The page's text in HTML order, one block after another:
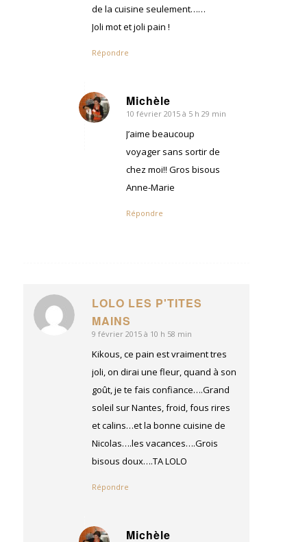
de la cuisine seulement……
Joli mot et joli pain !
Répondre
Michèle
dit
10 février 2015 à 5 h 29 min
J’aime beaucoup
voyager sans sortir de
chez moi!! Gros bisous
Anne-Marie
Répondre
LOLO LES P'TITES
MAINS
dit
9 février 2015 à 10 h 58 min
Kikous, ce pain est vraiment tres
joli, on dirai une fleur, quand à son
goût, je te fais confiance….Grand
soleil sur Nantes, froid, fous rires
et calins…et la bonne cuisine de
Nicolas….les vacances….Grois
bisous doux….TA LOLO
Répondre
Michèle